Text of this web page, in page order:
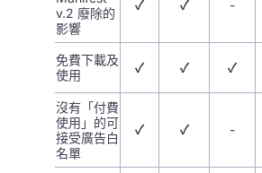
v.2 廢除的
影響
✓ ✓ -
免費下載及
使用
✓ ✓ ✓
沒有「付費
使用」的可
接受廣告白
名單
✓ ✓ -